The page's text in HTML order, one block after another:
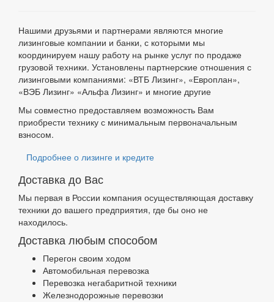
Нашими друзьями и партнерами являются многие
лизинговые компании и банки, с которыми мы
координируем нашу работу на рынке услуг по продаже
грузовой техники. Установлены партнерские отношения с
лизинговыми компаниями: «ВТБ Лизинг», «Европлан»,
«ВЭБ Лизинг» «Альфа Лизинг» и многие другие
Мы совместно предоставляем возможность Вам
приобрести технику с минимальным первоначальным
взносом.
Подробнее о лизинге и кредите
Доставка до Вас
Мы первая в России компания осуществляющая доставку
техники до вашего предприятия, где бы оно не
находилось.
Доставка любым способом
Перегон своим ходом
Автомобильная перевозка
Перевозка негабаритной техники
Железнодорожные перевозки